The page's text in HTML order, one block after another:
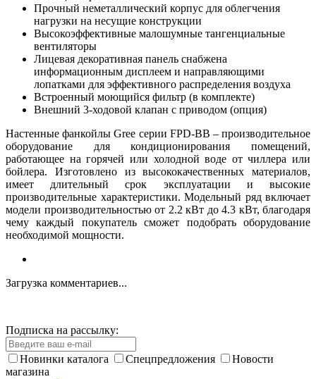
Прочный неметаллический корпус для облегчения
нагрузки на несущие конструкции
Высокоэффективные малошумные тангенциальные
вентиляторы
Лицевая декоративная панель снабжена
информационным дисплеем и направляющими
лопатками для эффективного распределения воздуха
Встроенный моющийся фильтр (в комплекте)
Внешний 3-ходовой клапан с приводом (опция)
Настенные фанкойлы Gree серии FPD-BB – производительное
оборудование для кондиционирования помещений,
работающее на горячей или холодной воде от чиллера или
бойлера. Изготовлено из высококачественных материалов,
имеет длительный срок эксплуатации и высокие
производительные характеристики. Модельный ряд включает
модели производительностью от 2.2 кВт до 4.3 кВт, благодаря
чему каждый покупатель сможет подобрать оборудование
необходимой мощности.
Загрузка комментариев...
Подписка на рассылку:
Новинки каталога Спецпредложения
Новости
магазина